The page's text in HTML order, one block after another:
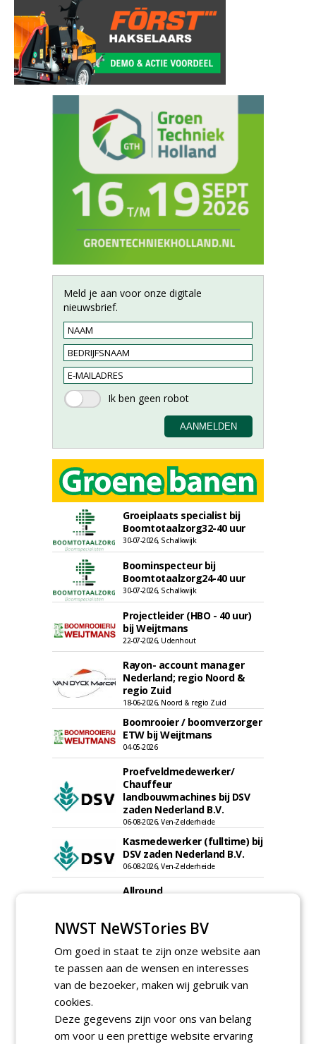
Meld je aan voor onze digitale
nieuwsbrief.
Groeiplaats specialist bij
Boomtotaalzorg32-40 uur
30-07-2026, Schalkwijk
Boominspecteur bij
Boomtotaalzorg24-40 uur
30-07-2026, Schalkwijk
Projectleider (HBO - 40 uur)
bij Weijtmans
22-07-2026, Udenhout
Rayon- account manager
Nederland; regio Noord &
regio Zuid
18-06-2026, Noord & regio Zuid
Boomrooier / boomverzorger
ETW bij Weijtmans
04-05-2026
Proefveldmedewerker/
Chauffeur
landbouwmachines bij DSV
zaden Nederland B.V.
06-08-2026, Ven-Zelderheide
Kasmedewerker (fulltime) bij
DSV zaden Nederland B.V.
06-08-2026, Ven-Zelderheide
Allround
Nederland B.V.
meer Groene Banen
NWST NeWSTories BV
Om goed in staat te zijn onze website aan
te passen aan de wensen en interesses
van de bezoeker, maken wij gebruik van
cookies.
Deze gegevens zijn voor ons van belang
om voor u een prettige website ervaring